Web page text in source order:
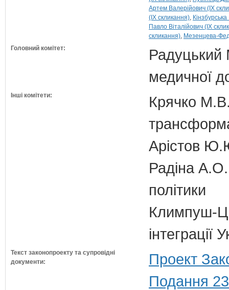
Артем Валерійович (IX
(IX скликання)
Павло Віталійович (IX
скликання) Мезенцева-
Головний комітет:
Радуцький
медичної
Інші комітети:
Крячко
Арістов
Радіна А.О.
політики
Климпуш-
Текст законопроекту та супровідні
документи:
Проект
Подання